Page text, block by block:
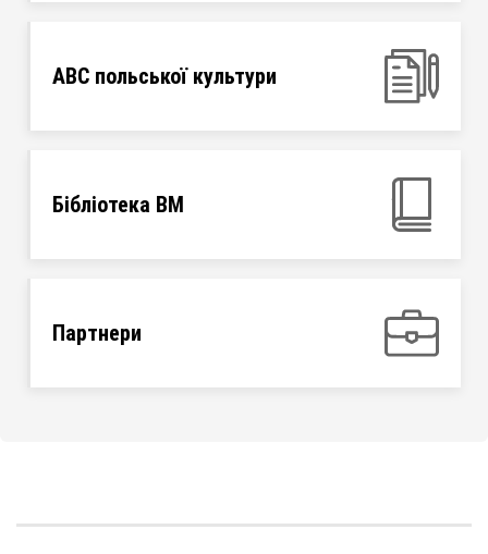
ABC польської культури
Бібліотека ВМ
Партнери